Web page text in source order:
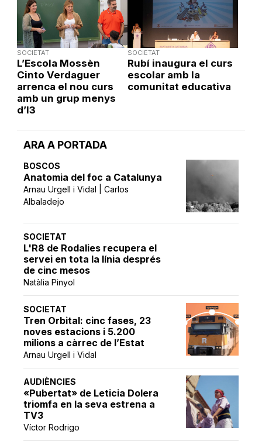
ARA A PORTADA
BOSCOS
Anatomia del foc a Catalunya
Arnau Urgell i Vidal | Carlos
Albaladejo
SOCIETAT
L'R8 de Rodalies recupera el
servei en tota la línia després
de cinc mesos
Natàlia Pinyol
SOCIETAT
Tren Orbital: cinc fases, 23
noves estacions i 5.200
milions a càrrec de l’Estat
Arnau Urgell i Vidal
AUDIÈNCIES
«Pubertat» de Leticia Dolera
triomfa en la seva estrena a
TV3
Víctor Rodrigo
SOCIETAT
L’Escola Mossèn
Cinto Verdaguer
arrenca el nou curs
amb un grup menys
d’I3
SOCIETAT
Rubí inaugura el curs
escolar amb la
comunitat educativa